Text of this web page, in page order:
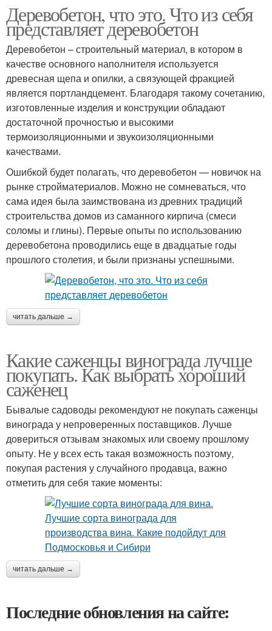
Деревобетон, что это. Что из себя
представляет деревобетон
Деревобетон – строительный материал, в котором в
качестве основного наполнителя используется
древесная щепа и опилки, а связующей фракцией
является портландцемент. Благодаря такому сочетанию,
изготовленные изделия и конструкции обладают
достаточной прочностью и высокими
термоизоляционными и звукоизоляционными
качествами.
Ошибкой будет полагать, что деревобетон — новичок на
рынке стройматериалов. Можно не сомневаться, что
сама идея была заимствована из древних традиций
строительства домов из саманного кирпича (смеси
соломы и глины). Первые опыты по использованию
деревобетона проводились еще в двадцатые годы
прошлого столетия, и были признаны успешными.
читать дальше →
Какие саженцы винограда лучше
покупать. Как выбрать хороший
саженец
Бывалые садоводы рекомендуют не покупать саженцы
винограда у непроверенных поставщиков. Лучше
довериться отзывам знакомых или своему прошлому
опыту. Не у всех есть такая возможность поэтому,
покупая растения у случайного продавца, важно
отметить для себя такие моменты:
читать дальше →
Последние обновления на сайте: